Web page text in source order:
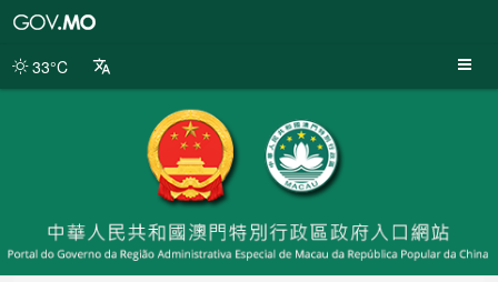
da
33°C